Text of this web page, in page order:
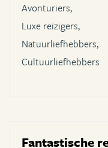
Avonturiers,
Luxe reizigers,
Natuurliefhebbers,
Cultuurliefhebbers
Fantastische